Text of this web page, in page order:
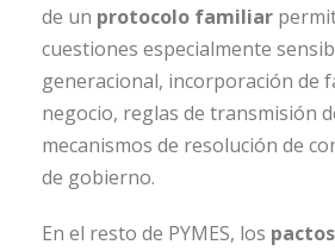
de un protocolo familiar
cuestiones especialmente
generacional, incorporación de
negocio, reglas de transmisión
mecanismos de resolución de
de gobierno.
En el resto de PYMES, los